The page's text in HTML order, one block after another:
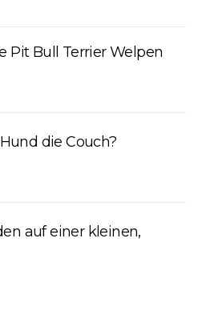
Pit Bull Terrier Welpen
die Couch?
auf einer kleinen,